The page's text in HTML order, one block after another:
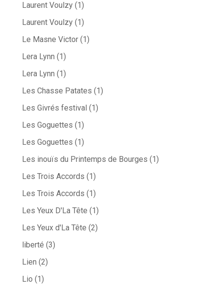
Laurent Voulzy(1)
Laurent Voulzy(1)
Le Masne Victor(1)
Lera Lynn (1)
Lera Lynn (1)
Les Chasse Patates (1)
Les Givrés festival (1)
Les Goguettes (1)
Les Goguettes (1)
Les inouïs du Printemps de Bourges (1)
Les Trois Accords (1)
Les Trois Accords (1)
Les Yeux D'La Tête (1)
Les Yeux d'La Tête (2)
liberté (3)
Lien (2)
Lio (1)